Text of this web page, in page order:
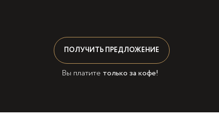
ПОЛУЧИТЬ ПРЕДЛОЖЕНИЕ
Вы платите только за кофе!